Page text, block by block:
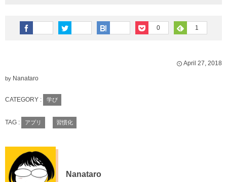
0 1
April 27, 2018
by Nanataro
CATEGORY : 学び
TAG : アプリ 習慣化
Nanataro